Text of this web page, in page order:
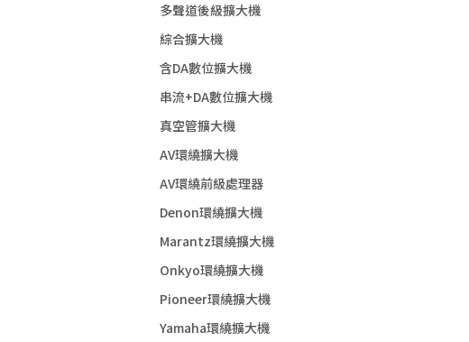
多聲道後級擴大機
綜合擴大機
含DA數位擴大機
串流+DA數位擴大機
真空管擴大機
AV環繞擴大機
AV環繞前級處理器
Denon環繞擴大機
Marantz環繞擴大機
Onkyo環繞擴大機
Pioneer環繞擴大機
Yamaha環繞擴大機